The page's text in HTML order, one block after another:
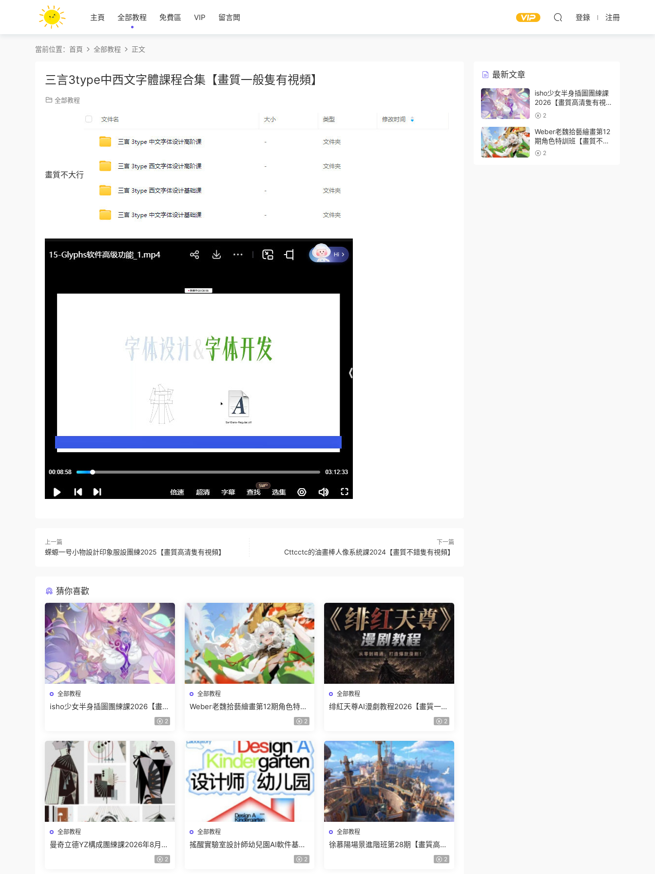
主頁 全部教程 免費區 VIP 留言闆 登錄 注冊
當前位置： 首頁 全部教程 正文
三言3type中西文字體課程合集【畫質一般隻有視頻】
全部教程
畫質不大行
上一篇
蝾螈一号小物設計印象服設團練2025【畫質高清隻有視頻】
下一篇
Cttcctc的油畫棒人像系統課2024【畫質不錯隻有視頻】
猜你喜歡
全部教程
isho少女半身插圖團練課2026【畫質
2
全部教程
Weber老魏拾藝繪畫第12期角色特訓
2
全部教程
绯紅天尊AI漫劇教程2026【畫質一般
2
全部教程
曼奇立德YZ構成團練課2026年8月已
2
全部教程
搖醒實驗室設計師幼兒園AI軟件基礎
2
全部教程
徐慕陽場景進階班第28期【畫質高清
2
最新文章
isho少女半身插圖團練課
2026【畫質高清隻有視
頻】2
Weber老魏拾藝繪畫第12
期角色特訓班【畫質不錯
隻有視頻】
2